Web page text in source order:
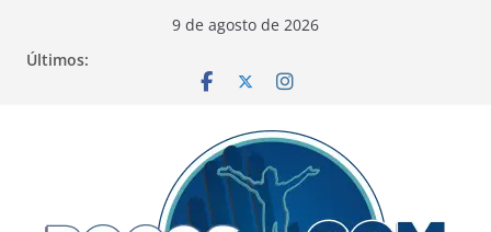
9 de agosto de 2026
Últimos: